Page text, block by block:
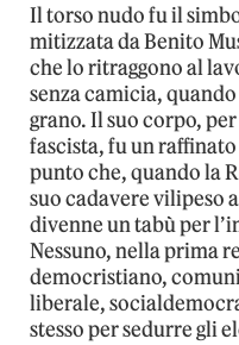
Il torso nudo fu il
mitizzata da Benito
che lo ritraggono al
senza camicia,
grano. Il suo corpo,
fascista, fu un
punto che, quando la
suo cadavere vilipeso
divenne un tabù per
Nessuno, nella prima
democristiano,
liberale,
stesso per sedurre gli